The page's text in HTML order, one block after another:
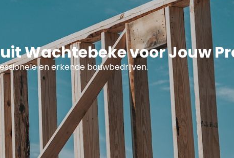
Wachtebeke voor Jouw
en erkende bouwbedrijven.